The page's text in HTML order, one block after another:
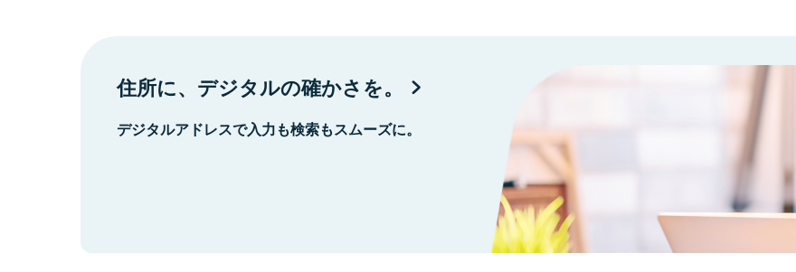
住所に、デジタルの確かさを。
デジタルアドレスで入力も検索もスムーズに。